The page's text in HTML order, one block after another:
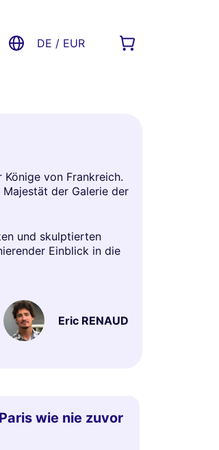
DE / EUR
von Frankreich.
der Galerie der
und skulptierten
Einblick in die
Eric RENAUD
wie nie zuvor